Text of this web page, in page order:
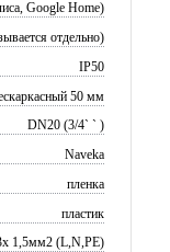
Google Home)
отдельно)
IP50
50 мм
DN20 (3/4` ` )
Naveka
пленка
пластик
1,5мм2 (L,N,PE)